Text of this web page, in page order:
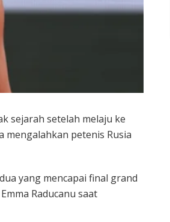
sejarah setelah melaju ke
mengalahkan petenis Rusia
yang mencapai final grand
Raducanu saat